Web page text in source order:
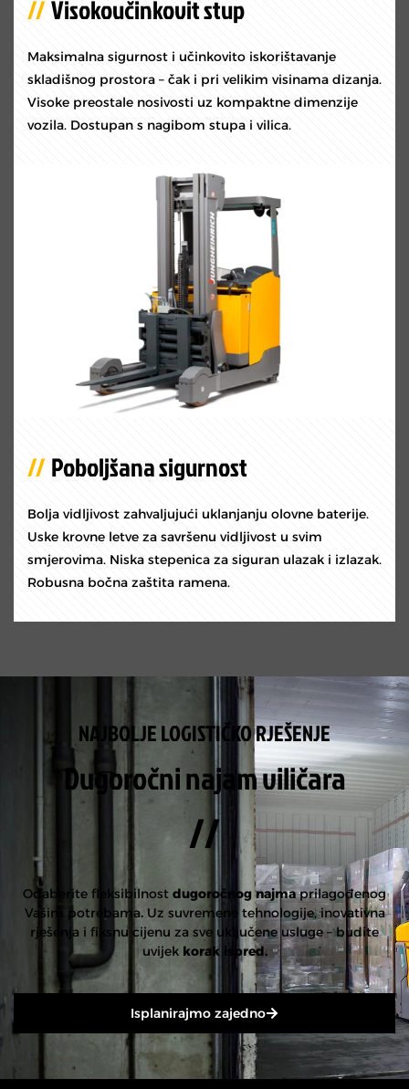
Visokoučinkovit stup
Maksimalna sigurnost i učinkovito iskorištavanje
skladišnog prostora – čak i pri velikim visinama dizanja.
Visoke preostale nosivosti uz kompaktne dimenzije
vozila. Dostupan s nagibom stupa i vilica.
Poboljšana sigurnost
Bolja vidljivost zahvaljujući uklanjanju olovne baterije.
Uske krovne letve za savršenu vidljivost u svim
smjerovima. Niska stepenica za siguran ulazak i izlazak.
Robusna bočna zaštita ramena.
NAJBOLJE LOGISTIČKO RJEŠENJE
Dugoročni najam viličara
//
Odaberite fleksibilnost dugoročnog najmaprilagođenog
Vašim potrebama.Uz suvremene tehnologije, inovativna
rješenja i fiksnu cijenu za sve uključene usluge – budite
uvijekkorak ispred.
Isplanirajmo zajedno